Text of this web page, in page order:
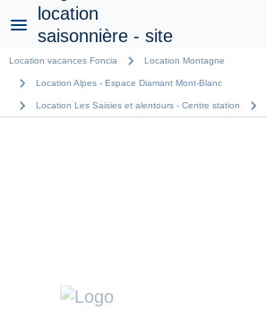
Menu
Location vacances Foncia chevron_right Location Montagne
chevron_right Location Alpes - Espace Diamant Mont-Blanc
chevron_right Location Les Saisies et alentours - Centre station chevron_right